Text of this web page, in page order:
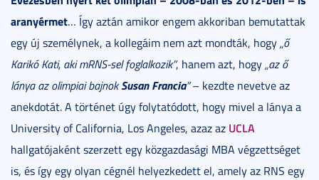
aranyérmet… Így aztán amikor engem akkoriban bemutattak
egy új személynek, a kollegáim nem azt mondták, hogy„ő
Karikó Kati, aki mRNS-sel foglalkozik”, hanem azt, hogy„az ő
lánya az olimpiai bajnokSusan Francia”– kezdte nevetve az
anekdotát. A történet úgy folytatódott, hogy mivel a lánya a
University of California, Los Angeles, azaz az UCLA
hallgatójaként szerzett egy közgazdasági MBA végzettséget
is, és így egy olyan cégnél helyezkedett el, amely az RNS egy